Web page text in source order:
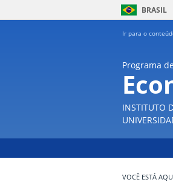
BRASIL
Ir para o
Programa
INSTITUTO